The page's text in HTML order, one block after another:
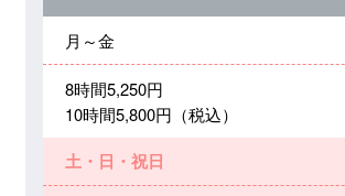
月～金
8時間5,250円
10時間5,800円（税込）
土・日・祝日